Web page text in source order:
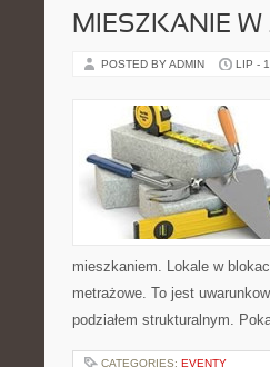
MIESZKANIE
POSTED BY ADMIN LIP -
mieszkaniem. Lokale w
metrażowe. To jest
podziałem strukturalnym.
CATEGORIES: EVENTY